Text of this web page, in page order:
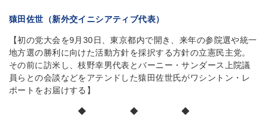
猿田佐世（新外交イニシアティブ代表）
【初の党大会を9月30日、東京都内で開き、来年の参院選や統一
地方選の勝利に向けた活動方針を採択する方針の立憲民主党。
その前に訪米し、枝野幸男代表とバーニー・サンダース上院議
員らとの会談などをアテンドした猿田佐世氏がワシントン・レ
ポートをお届けする】
◆ ◆ ◆